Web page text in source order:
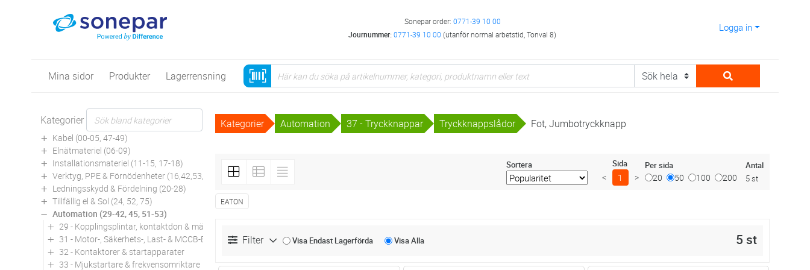
Sonepar order: 0771-39 10 00
Journummer:0771-39 10 00 (utanför normal arbetstid, Tonval 8)
Logga in
Mina sidor Produkter Lagerrensning
Kategorier
Kabel (00-05, 47-49)
Elnätmateriel (06-09)
Installationsmateriel (11-15, 17-18)
Verktyg, PPE & Förnödenheter (16,42,53,94)
Ledningsskydd & Fördelning (20-28)
Tillfällig el & Sol (24, 52, 75)
Automation (29-42, 45, 51-53)
29 - Kopplingsplintar, kontaktdon & märkning
31 - Motor-, Säkerhets-, Last- & MCCB-Brytare
32 - Kontaktorer & startapparater
33 - Mjukstartare & frekvensomriktare
Kategorier Automation 37 - Tryckknappar Tryckknappslådor Fot, Jumbotryckknapp
Sortera Sida
< 1 >
Per sida
20 50 100 200
Antal
5 st
EATON
Filter Visa Endast Lagerförda VisaAlla 5 st